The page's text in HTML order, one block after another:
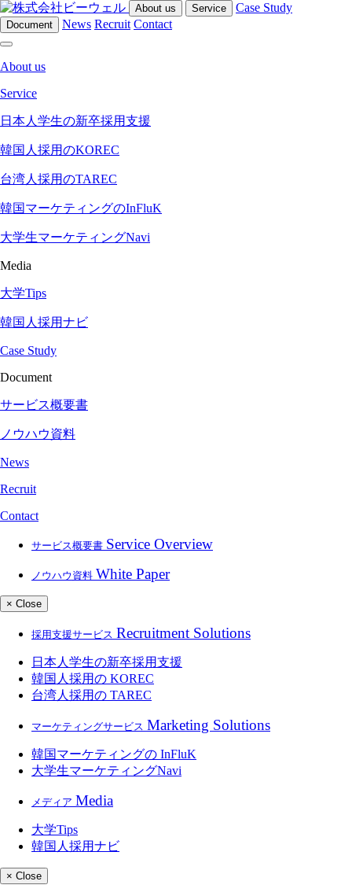
About us Service Case Study
Document News Recruit Contact
About us
Service
日本人学生の新卒採用支援
韓国人採用のKOREC
台湾人採用のTAREC
韓国マーケティングのInFluK
大学生マーケティングNavi
Media
大学Tips
韓国人採用ナビ
Case Study
Document
サービス概要書
ノウハウ資料
News
Recruit
Contact
サービス概要書 Service Overview
ノウハウ資料 White Paper
× Close
採用支援サービス Recruitment Solutions
日本人学生の新卒採用支援
韓国人採用の KOREC
台湾人採用の TAREC
マーケティングサービス Marketing Solutions
韓国マーケティングの InFluK
大学生マーケティングNavi
メディア Media
大学Tips
韓国人採用ナビ
× Close